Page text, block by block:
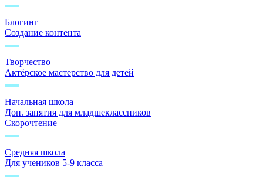
Блогинг
Создание контента
Творчество
Актёрское мастерство для детей
Начальная школа
Доп. занятия для младшеклассников
Скорочтение
Средняя школа
Для учеников 5-9 класса